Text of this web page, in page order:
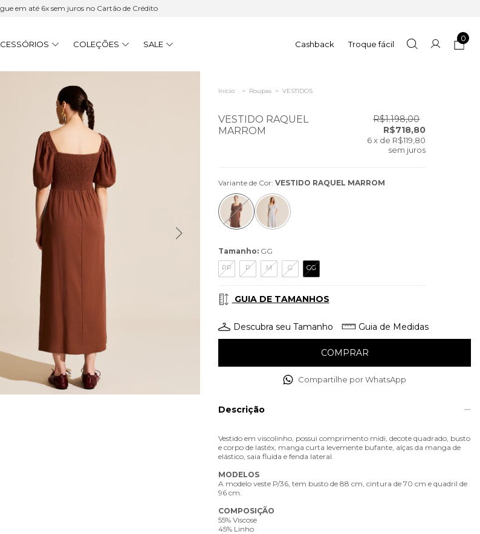
em até 6x sem juros no Cartão de Crédito
COLEÇÕES SALE Cashback Troque fácil
0
Início > Roupas > VESTIDOS
VESTIDO RAQUEL
MARROM
R$1.198,00
R$718,80
6 x de R$119,80
sem juros
Variante de Cor: VESTIDO RAQUEL MARROM
Tamanho: GG
PP P M G GG
GUIA DE TAMANHOS
Descubra seu Tamanho Guia de Medidas
Compartilhe por WhatsApp
Descrição
Vestido em viscolinho, possui comprimento midi, decote quadrado, busto
e corpo de lastéx, manga curta levemente bufante, alças da manga de
elástico, saia fluída e fenda lateral.
MODELOS
A modelo veste P/36, tem busto de 88 cm, cintura de 70 cm e quadril de
96 cm.
COMPOSIÇÃO
55% Viscose
45% Linho